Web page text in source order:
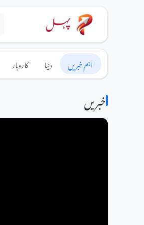
اہم خبریں دنیا کاروبار
خبریں